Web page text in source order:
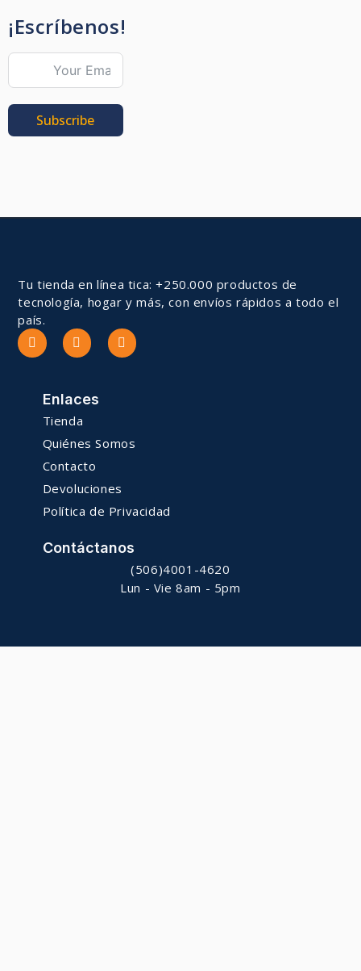
¡Escríbenos!
Subscribe
Tu tienda en línea tica: +250.000 productos de
tecnología, hogar y más, con envíos rápidos a todo el
país.
Enlaces
Tienda
Quiénes Somos
Contacto
Devoluciones
Política de Privacidad
Contáctanos
(506)4001-4620
Lun - Vie 8am - 5pm